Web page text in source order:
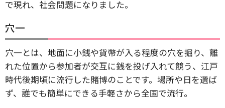
で現れ、社会問題になりました。
穴一
穴一とは、地面に小銭や貨幣が入る程度の穴を掘り、離
れた位置から参加者が交互に銭を投げ入れて競う、江戸
時代後期頃に流行した賭博のことです。場所や日を選ば
ず、誰でも簡単にできる手軽さから全国で流行。